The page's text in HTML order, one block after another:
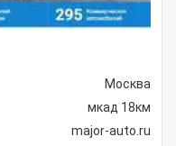
Москва
мкад 18км
major-auto.ru